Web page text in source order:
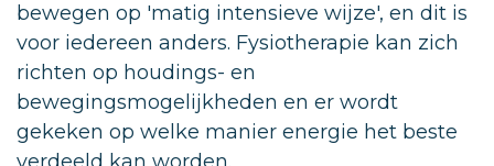
bewegen op 'matig intensieve wijze', en dit is
voor iedereen anders. Fysiotherapie kan zich
richten op houdings- en
bewegingsmogelijkheden en er wordt
gekeken op welke manier energie het beste